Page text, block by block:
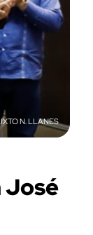
N. LLANES